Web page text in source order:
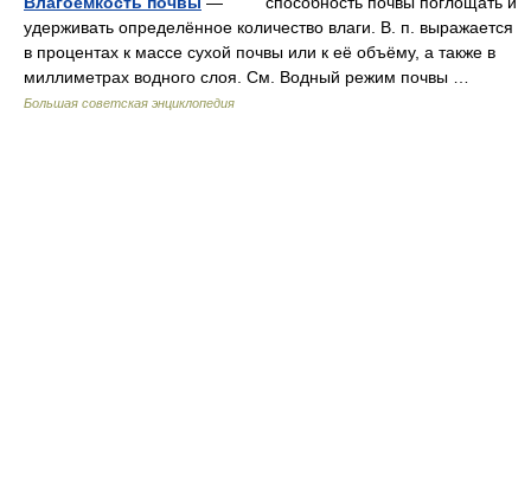
удерживать определённое количество влаги. В. п. выражается
в процентах к массе сухой почвы или к её объёму, а также в
миллиметрах водного слоя. См. Водный режим почвы …
Большая советская энциклопедия